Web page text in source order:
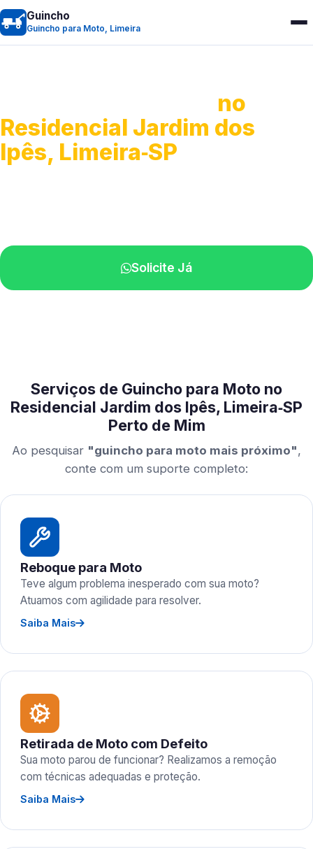
Guincho
Guincho para Moto, Limeira
no
Residencial Jardim dos
Ipês, Limeira‑SP
Solicite Já
Serviços de Guincho para Moto no
Residencial Jardim dos Ipês, Limeira‑SP
Perto de Mim
Ao pesquisar "guincho para moto mais próximo",
conte com um suporte completo:
Reboque para Moto
Teve algum problema inesperado com sua moto?
Atuamos com agilidade para resolver.
Saiba Mais
Retirada de Moto com Defeito
Sua moto parou de funcionar? Realizamos a remoção
com técnicas adequadas e proteção.
Saiba Mais